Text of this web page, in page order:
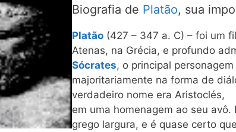
Biografia de Platão, sua
Platão (427 – 347 a. C) – foi um
Atenas, na Grécia, e profundo
Sócrates, o principal
majoritariamente na forma de
verdadeiro nome era Aristoclés,
em uma homenagem ao seu avô.
grego largura, e é quase certo